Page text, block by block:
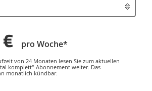
pro Woche*
von 24 Monaten lesen Sie zum aktuellen
komplett"-Abonnement weiter. Das
monatlich kündbar.